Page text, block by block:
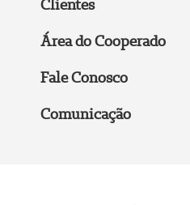
Clientes
Área do Cooperado
Fale Conosco
Comunicação